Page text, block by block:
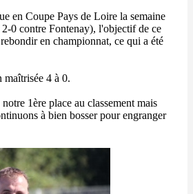
en Coupe Pays de Loire la semaine
0 contre Fontenay), l'objectif de ce
en championnat, ce qui a été
4 à 0.
1ère place au classement mais
à bien bosser pour engranger